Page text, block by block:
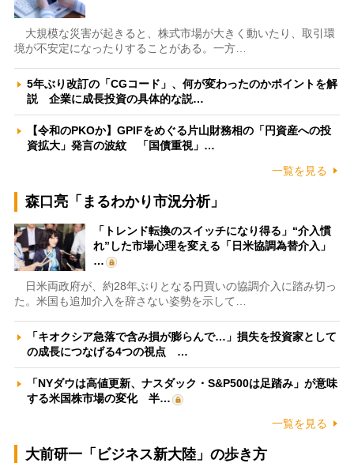
大規模な災害が起きると、株式市場が大きく動いたり、取引環
境が不安定になったりすることがある。一方…
5年ぶり改訂の「CGコード」、何が変わったのかポイントを解
説 企業に成長投資の具体的な説…
【令和のPKOか】GPIFをめぐる片山財務相の「円資産への投
資拡大」発言の波紋 「国債重視」…
一覧を見る
森口亮「まるわかり市況分析」
「トレンド転換のスイッチになり得る」“介入慣
れ”した市場心理を変える「日米協調為替介入」
…
日米両政府が、約28年ぶりとなる円買いの協調介入に踏み切っ
た。米国も追加介入を辞さない姿勢を示して…
「キオクシア急落で含み損が膨らんで…」損失を投資家として
の成長につなげる4つの視点 …
「NYダウは高値更新、ナスダック・S&P500は足踏み」が意味
する米国株市場の変化 半…
一覧を見る
大前研一「ビジネス新大陸」の歩き方